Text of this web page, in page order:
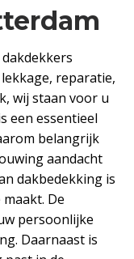
reparatie,
wij staan voor u
een essentieel
belangrijk
aandacht
dakbedekking is
De
persoonlijke
Daarnaast is